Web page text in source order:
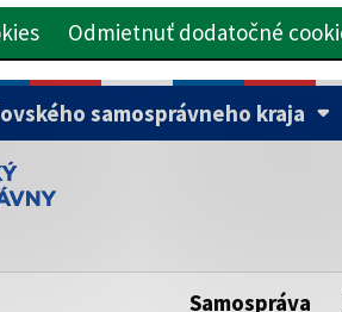
Odmietnuť dodatočné
samosprávneho kraja
stránka Prešovského
Samospráva